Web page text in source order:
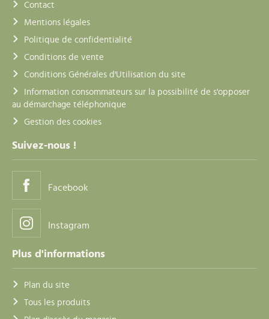
Contact
Mentions légales
Politique de confidentialité
Conditions de vente
Conditions Générales d'Utilisation du site
Information consommateurs sur la possibilité de s'opposer
au démarchage téléphonique
Gestion des cookies
Suivez-nous !
Facebook
Instagram
Plus d'informations
Plan du site
Tous les produits